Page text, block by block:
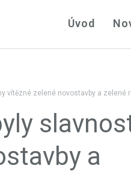
Úvod
vítězné zelené novostavby a zelené
a